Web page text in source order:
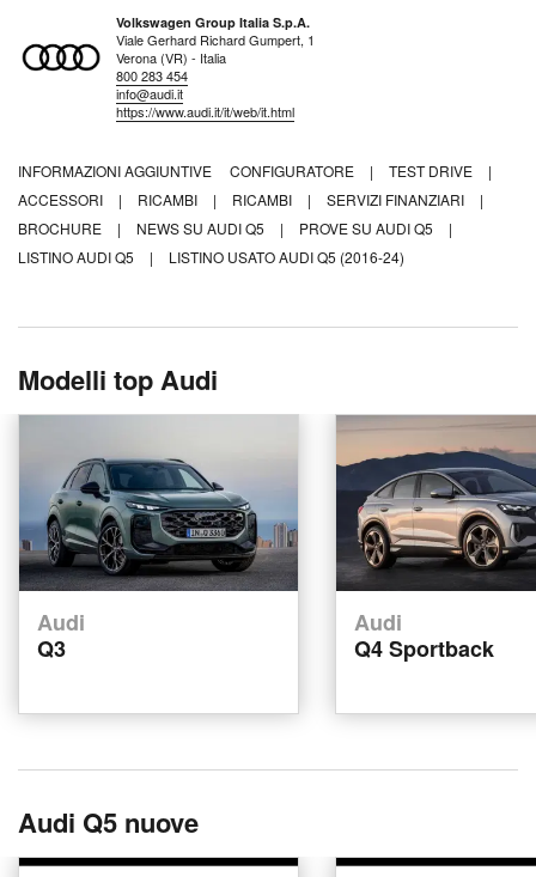
Volkswagen Group Italia S.p.A.
Viale Gerhard Richard Gumpert, 1
Verona (VR) - Italia
800 283 454
info@audi.it
https://www.audi.it/it/web/it.html
INFORMAZIONI AGGIUNTIVE CONFIGURATORE | TEST DRIVE
|
ACCESSORI
| RICAMBI | RICAMBI | SERVIZI FINANZIARI
|
BROCHURE
| NEWS SU AUDI Q5 | PROVE SU AUDI Q5
|
LISTINO AUDI Q5
| LISTINO USATO AUDI Q5 (2016-24)
Modelli top Audi
Audi
Q3
Audi
Q4 Sportback
Audi Q5 nuove